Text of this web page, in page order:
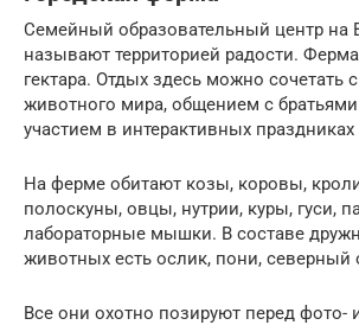
Семейный образовательный центр на
называют территорией радости.
гектара. Отдых здесь можно сочетать
животного мира, общением с
участием в интерактивных праздниках
На ферме обитают козы, коровы,
полоскуны, овцы, нутрии, куры, гуси,
лабораторные мышки. В составе
животных есть ослик, пони, северный
Все они охотно позируют перед фото-